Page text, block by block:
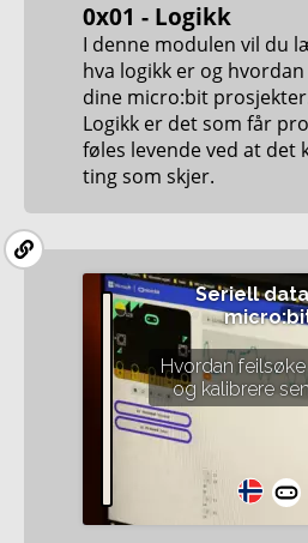
0x01 - Logikk
I denne modulen vil du
hva logikk er og
dine micro:bit
Logikk er det som får
føles levende ved at det
ting som skjer.
Seriell
Hvordan
og kalibrere